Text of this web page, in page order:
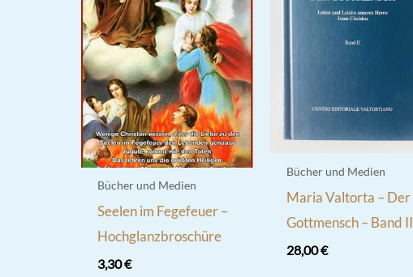
Bücher und Medien
Seelen im Fegefeuer –
Hochglanzbroschüre
3,30€
Bücher und Medien
Maria Valtorta – Der
Gottmensch – Band II
28,00€